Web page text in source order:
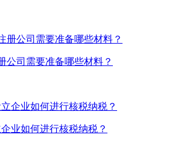
公司需要准备哪些材料？
业如何进行核税纳税？